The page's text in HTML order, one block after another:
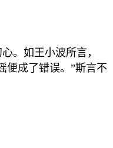
。如王小波所言，
便成了错误。”斯言不